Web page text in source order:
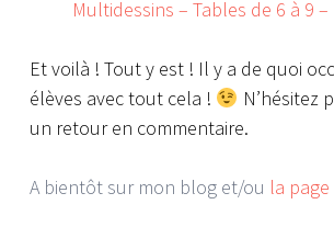
Multidessins – Tables de 6 à 9
Et voilà ! Tout y est ! Il y a de quoi
élèves avec tout cela !
N’hésitez
un retour en commentaire.
A bientôt sur mon blog et/ou la